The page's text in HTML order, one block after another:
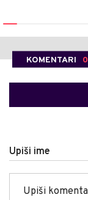
KOMENTARI 0
Upiši ime